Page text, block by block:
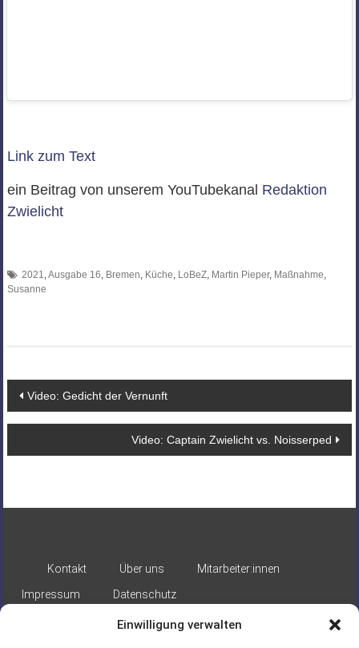
Einwilligung verwalten
Link zum Text
ein Beitrag von unserem YouTubekanal Redaktion
Zwielicht
2021,Ausgabe 16, Bremen, Küche, LoBeZ, Martin Pieper, Maßnahme,
Susanne
Beitragsnavigation
Video: Gedicht der Vernunft
Video: Captain Zwielicht vs. Noisserped
Kontakt Über uns
Mitarbeiter:innen
Impressum
Datenschutz